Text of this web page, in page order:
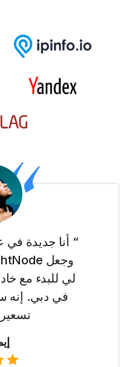
“ أنا جديدة في
لي للبدء مع
في دبي. إنه